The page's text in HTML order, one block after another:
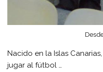
Nacido en la Islas
jugar al fútbol …